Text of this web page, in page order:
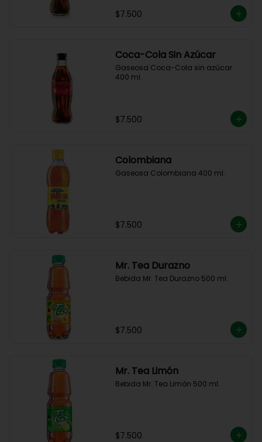
$7.500
Coca-Cola Sin Azúcar
Gaseosa Coca-Cola sin azúcar
400 ml.
$7.500
Colombiana
Gaseosa Colombiana 400 ml.
$7.500
Mr. Tea Durazno
Bebida Mr. Tea Durazno 500 ml.
$7.500
Mr. Tea Limón
Bebida Mr. Tea Limón 500 ml.
$7.500